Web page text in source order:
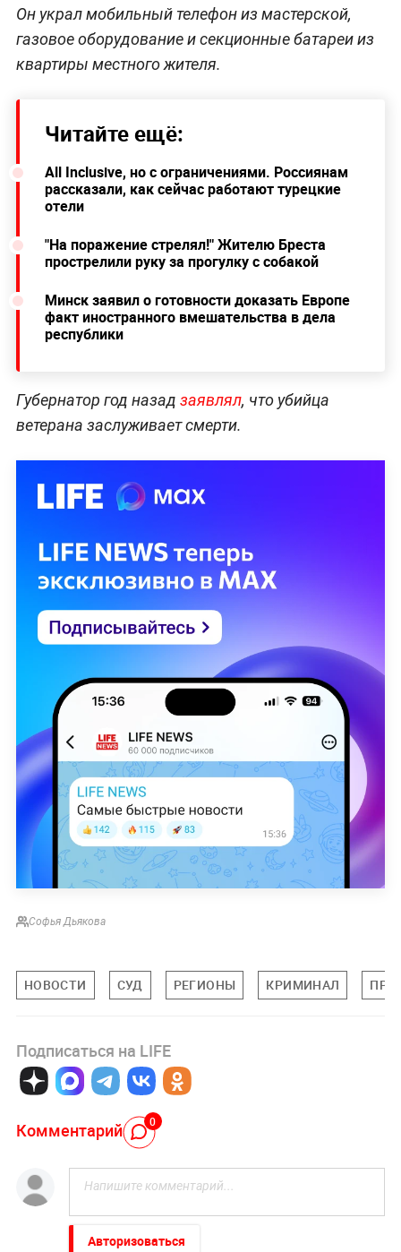
Он украл мобильный телефон из мастерской,
газовое оборудование и секционные батареи из
квартиры местного жителя.
Читайте ещё:
All Inclusive, но с ограничениями. Россиянам
рассказали, как сейчас работают турецкие
отели
"На поражение стрелял!" Жителю Бреста
прострелили руку за прогулку с собакой
Минск заявил о готовности доказать Европе
факт иностранного вмешательства в дела
республики
Губернатор год назад заявлял, что убийца
ветерана заслуживает смерти.
Софья Дьякова
НОВОСТИ СУД РЕГИОНЫ КРИМИНАЛ
Подписаться на LIFE
Комментарий 0
Авторизоваться